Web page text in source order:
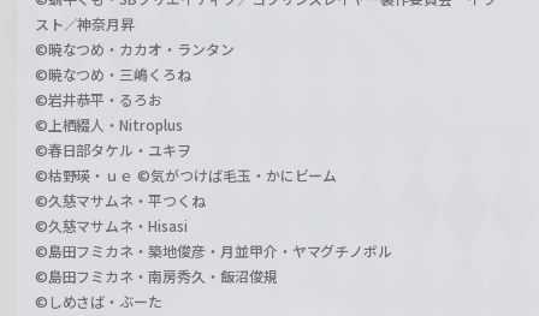
スト／神奈月昇
©暁なつめ・カカオ・ランタン
©暁なつめ・三嶋くろね
©岩井恭平・るろお
©上栖綴人・Nitroplus
©春日部タケル・ユキヲ
©枯野瑛・ｕｅ ©気がつけば毛玉・かにビーム
©久慈マサムネ・平つくね
©久慈マサムネ・Hisasi
©島田フミカネ・築地俊彦・月並甲介・ヤマグチノボル
©島田フミカネ・南房秀久・飯沼俊規
©しめさば・ぶーた